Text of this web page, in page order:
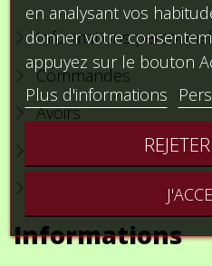
Informations
Commandes
Avoirs
Bons de réduction
Informations
en analysant vos
donner votre
appuyez sur le bouton
Plus d'informations